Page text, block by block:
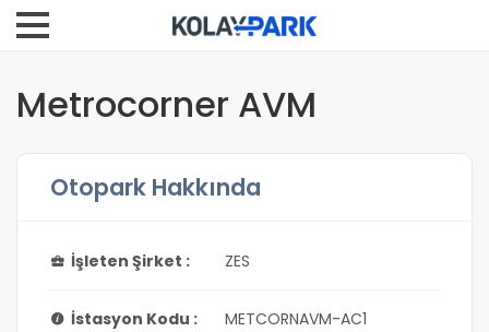
Metrocorner AVM
Otopark Hakkında
İşleten Şirket : ZES
İstasyon Kodu : METCORNAVM-AC1